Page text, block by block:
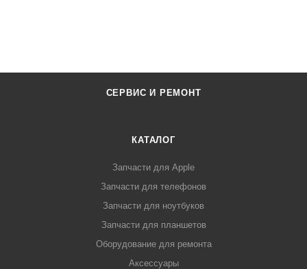
СЕРВИС И РЕМОНТ
КАТАЛОГ
Запчасти для Apple
Запчасти для телефонов
Запчасти для ноутбуков
Запчасти для планшетов
Оборудование для ремонта
Аксессуары